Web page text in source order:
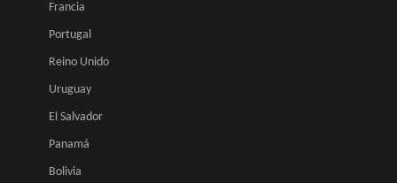
Francia
Portugal
Reino Unido
Uruguay
El Salvador
Panamá
Bolivia